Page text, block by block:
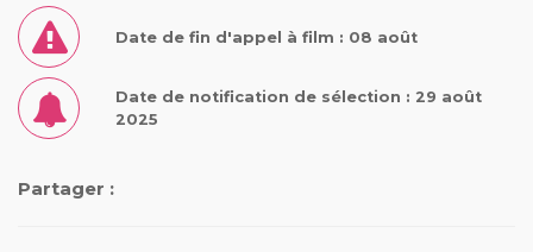
Date de fin d'appel à film : 08 août
Date de notification de sélection : 29 août
2025
Partager :